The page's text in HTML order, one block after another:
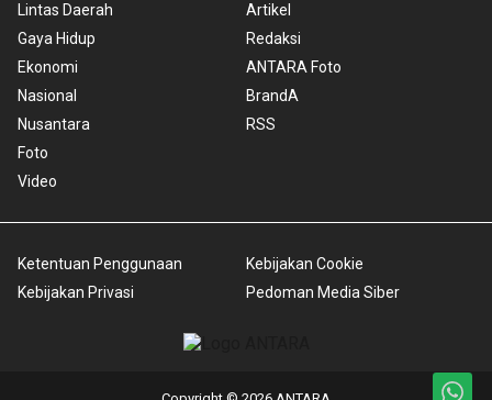
Lintas Daerah
Gaya Hidup
Ekonomi
Nasional
Nusantara
Foto
Video
Artikel
Redaksi
ANTARA Foto
BrandA
RSS
Ketentuan Penggunaan
Kebijakan Privasi
Kebijakan Cookie
Pedoman Media Siber